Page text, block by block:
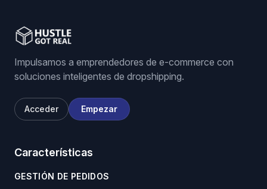
Impulsamos a emprendedores de e-commerce con
soluciones inteligentes de dropshipping.
Acceder Empezar
Características
GESTIÓN DE PEDIDOS